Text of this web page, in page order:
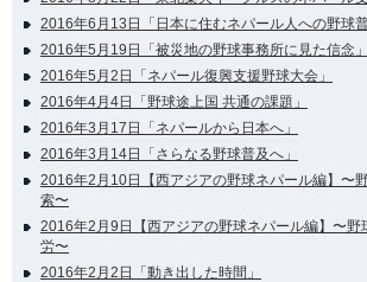
2016年6月13日「日本に住むネパール人への野球普
2016年5月19日「被災地の野球事務所に見た信念」
2016年5月2日「ネパール復興支援野球大会」
2016年4月4日「野球途上国 共通の課題」
2016年3月17日「ネパールから日本へ」
2016年3月14日「さらなる野球普及へ」
2016年2月10日【西アジアの野球ネパール編】〜
索〜
2016年2月9日【西アジアの野球ネパール編】〜野
労〜
2016年2月2日「動き出した時間」